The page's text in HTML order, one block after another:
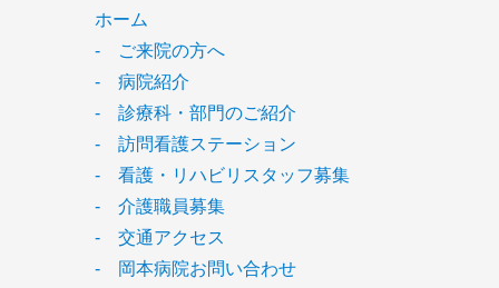
ホーム
- ご来院の方へ
- 病院紹介
- 診療科・部門のご紹介
- 訪問看護ステーション
- 看護・リハビリスタッフ募集
- 介護職員募集
- 交通アクセス
- 岡本病院お問い合わせ